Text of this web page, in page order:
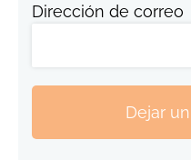
Dirección de correo
Dejar